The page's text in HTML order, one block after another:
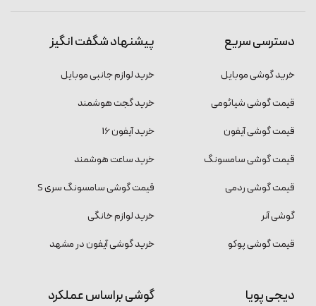
دسترسی سریع
خرید گوشی موبایل
قیمت گوشی شیائومی
قیمت گوشی آیفون
قیمت گوشی سامسونگ
قیمت گوشی ردمی
گوشی آنر
قیمت گوشی پوکو
پیشنهاد شگفت انگیز
خرید لوازم جانبی موبایل
خرید گجت هوشمند
خرید آیفون 16
خرید ساعت هوشمند
قیمت گوشی سامسونگ سری S
خرید لوازم خانگی
خرید گوشی آیفون در مشهد
دیجی پویا گوشی براساس عملکرد